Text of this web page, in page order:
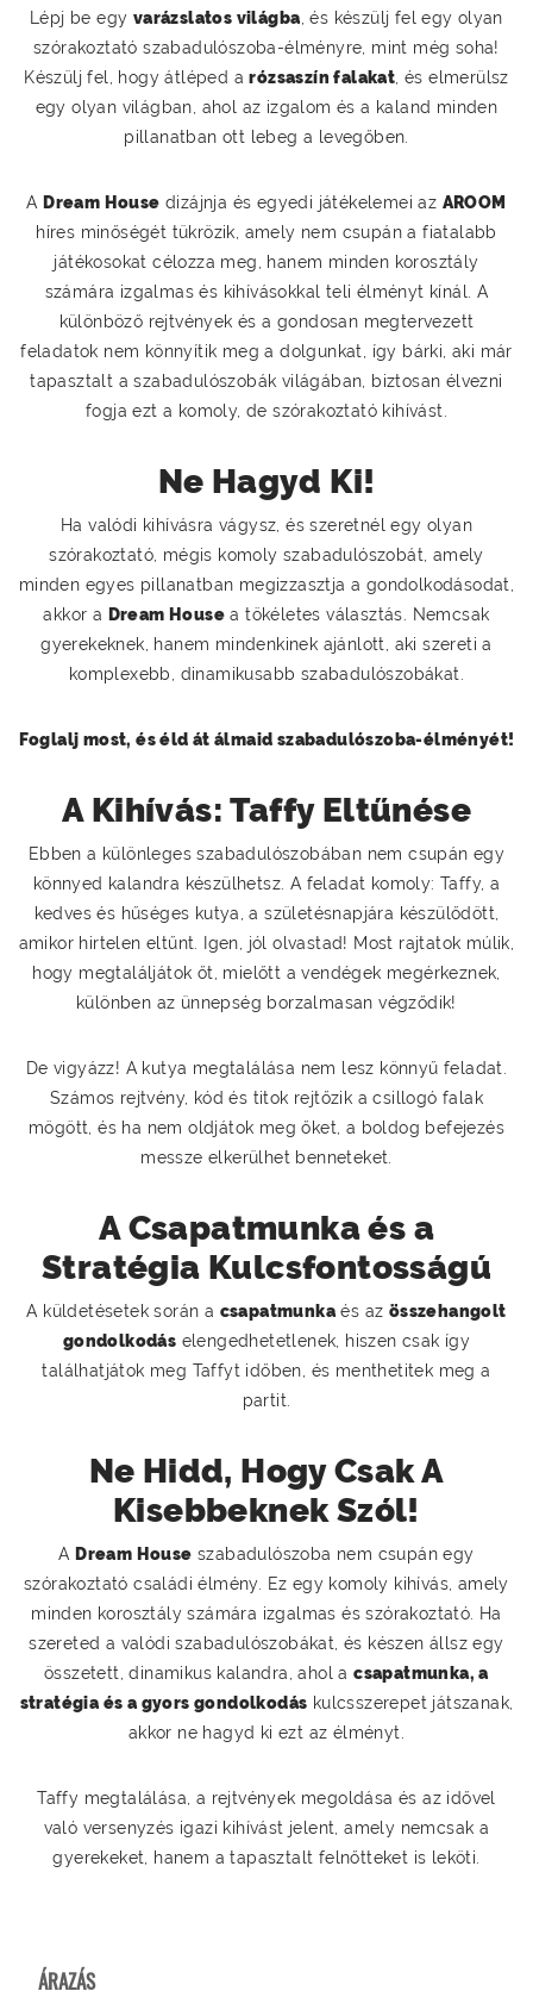
Lépj be egy varázslatos világba , és készülj fel egy olyan
szórakoztató szabadulószoba-élményre, mint még soha!
Készülj fel, hogy átléped arózsaszín falakat , és elmerülsz
egy olyan világban, ahol az izgalom és a kaland minden
pillanatban ott lebeg a levegőben.
ADream House dizájnja és egyedi játékelemei az AROOM
híres minőségét tükrözik, amely nem csupán a fiatalabb
játékosokat célozza meg, hanem minden korosztály
számára izgalmas és kihívásokkal teli élményt kínál. A
különböző rejtvények és a gondosan megtervezett
feladatok nem könnyítik meg a dolgunkat, így bárki, aki már
tapasztalt a szabadulószobák világában, biztosan élvezni
fogja ezt a komoly, de szórakoztató kihívást.
Ne Hagyd Ki!
Ha valódi kihívásra vágysz, és szeretnél egy olyan
szórakoztató, mégis komoly szabadulószobát, amely
minden egyes pillanatban megizzasztja a gondolkodásodat,
akkor a Dream House a tökéletes választás. Nemcsak
gyerekeknek, hanem mindenkinek ajánlott, aki szereti a
komplexebb, dinamikusabb szabadulószobákat.
Foglalj most, és éld át álmaid szabadulószoba-élményét!
A Kihívás: Taffy Eltűnése
Ebben a különleges szabadulószobában nem csupán egy
könnyed kalandra készülhetsz. A feladat komoly: Taffy, a
kedves és hűséges kutya, a születésnapjára készülődött,
amikor hirtelen eltűnt. Igen, jól olvastad! Most rajtatok múlik,
hogy megtaláljátok őt, mielőtt a vendégek megérkeznek,
különben az ünnepség borzalmasan végződik!
De vigyázz! A kutya megtalálása nem lesz könnyű feladat.
Számos rejtvény, kód és titok rejtőzik a csillogó falak
mögött, és ha nem oldjátok meg őket, a boldog befejezés
messze elkerülhet benneteket.
A Csapatmunka és a
Stratégia Kulcsfontosságú
A küldetésetek során a csapatmunkaés az összehangolt
gondolkodás elengedhetetlenek, hiszen csak így
találhatjátok meg Taffyt időben, és menthetitek meg a
partit.
Ne Hidd, Hogy Csak A
Kisebbeknek Szól!
ADream House szabadulószoba nem csupán egy
szórakoztató családi élmény. Ez egy komoly kihívás, amely
minden korosztály számára izgalmas és szórakoztató. Ha
szereted a valódi szabadulószobákat, és készen állsz egy
összetett, dinamikus kalandra, ahol acsapatmunka, a
stratégia és a gyors gondolkodás kulcsszerepet játszanak,
akkor ne hagyd ki ezt az élményt.
Taffy megtalálása, a rejtvények megoldása és az idővel
való versenyzés igazi kihívást jelent, amely nemcsak a
gyerekeket, hanem a tapasztalt felnőtteket is leköti.
ÁRAZÁS